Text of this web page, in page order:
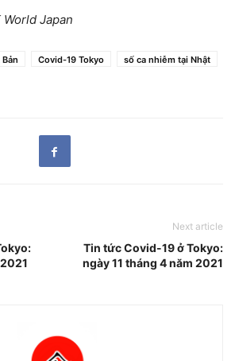
Japan
Covid-19 Tokyo
số ca nhiễm tại Nhật
Next article
Tin tức Covid-19 ở Tokyo:
ngày 11 tháng 4 năm 2021